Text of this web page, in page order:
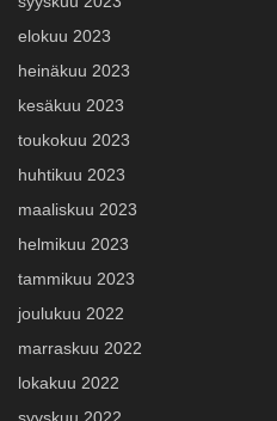
elokuu 2023
heinäkuu 2023
kesäkuu 2023
toukokuu 2023
huhtikuu 2023
maaliskuu 2023
helmikuu 2023
tammikuu 2023
joulukuu 2022
marraskuu 2022
lokakuu 2022
syyskuu 2022